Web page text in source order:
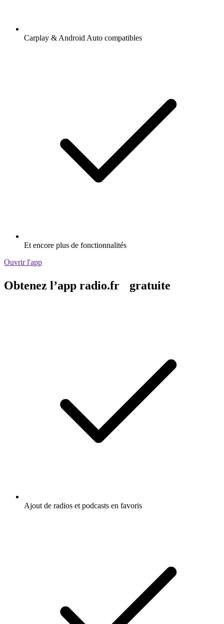
Carplay & Android Auto compatibles
Et encore plus de fonctionnalités
Ouvrir l'app
Obtenez l’app radio.fr gratuite
Ajout de radios et podcasts en favoris